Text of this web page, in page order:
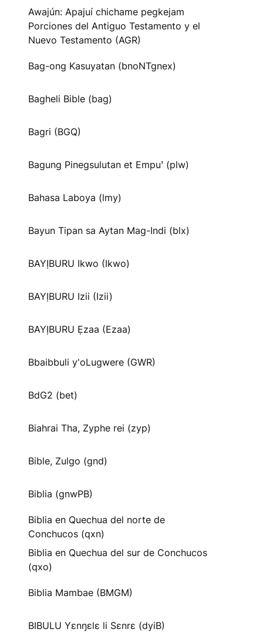
Awajún: Apajuí chichame pegkejam
Porciones del Antiguo Testamento y el
Nuevo Testamento (AGR)
Bag-ong Kasuyatan (bnoNTgnex)
Bagheli Bible (bag)
Bagri (BGQ)
Bagung Pinegsulutan et Empuꞌ (plw)
Bahasa Laboya (lmy)
Bayun Tipan sa Aytan Mag-Indi (blx)
BAYỊBURU Ikwo (Ikwo)
BAYỊBURU Izii (Izii)
BAYỊBURU Ẹzaa (Ezaa)
Bbaibbuli y'oLugwere (GWR)
BdG2 (bet)
Biahrai Tha, Zyphe rei (zyp)
Bible, Zulgo (gnd)
Biblia (gnwPB)
Biblia en Quechua del norte de
Conchucos (qxn)
Biblia en Quechua del sur de Conchucos
(qxo)
Biblia Mambae (BMGM)
BIBULU Yɛnŋɛlɛ li Sɛnrɛ (dyiB)